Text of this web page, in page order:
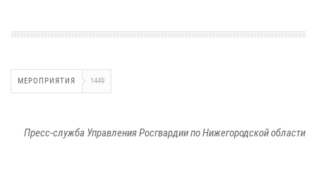
МЕРОПРИЯТИЯ 1449
Пресс-служба Управления Росгвардии по Нижегородской области